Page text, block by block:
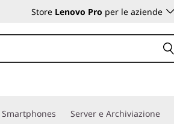
Store Lenovo Pro per le aziende
Smartphones Server e Archiviazione